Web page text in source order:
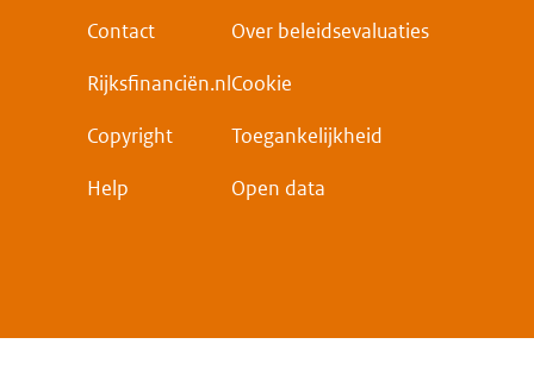
Contact
Rijksfinanciën.nl
Copyright
Help
Over beleidsevaluaties
Cookie
Toegankelijkheid
Open data